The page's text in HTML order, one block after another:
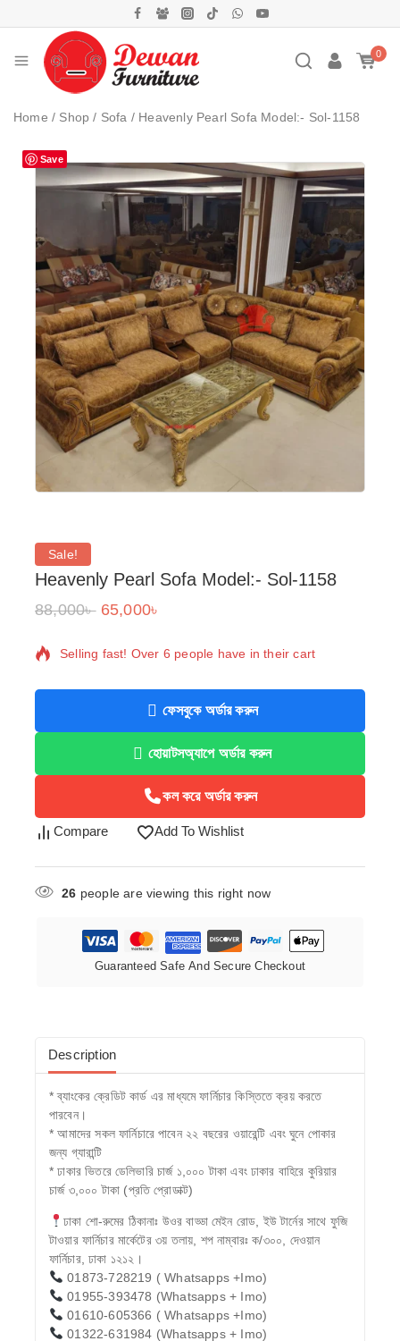
0
Home / Shop / Sofa / Heavenly Pearl Sofa Model:- Sol-1158
Save
Sale!
Heavenly Pearl Sofa Model:- Sol-1158
88,000৳ 65,000৳
6 products sold in last 3 hours
Selling fast! Over 6 people have in their cart
ফেসবুকে অর্ডার করুন
হোয়াটসঅ্যাপে অর্ডার করুন
কল করে অর্ডার করুন
Compare Add To Wishlist
26 people are viewing this right now
Guaranteed Safe And Secure Checkout
Description
* ব্যাংকের ক্রেডিট কার্ড এর মাধ্যমে ফার্নিচার কিস্তিতে ক্রয় করতে
পারবেন।
* আমাদের সকল ফার্নিচারে পাবেন ২২ বছরের ওয়ারেন্টি এবং ঘুনে পোকার
জন্য গ্যারান্টি
* ঢাকার ভিতরে ডেলিভারি চার্জ ১,০০০ টাকা এবং ঢাকার বাহিরে কুরিয়ার
চার্জ ৩,০০০ টাকা (প্রতি প্রোডাক্ট)
ঢাকা শো-রুমের ঠিকানাঃ উওর বাড্ডা মেইন রোড, ইউ টার্নের সাথে ফুজি
টাওয়ার ফার্নিচার মার্কেটের ৩য় তলায়, শপ নাম্বারঃ ক/৩০০, দেওয়ান
ফার্নিচার, ঢাকা ১২১২।
01873-728219 ( Whatsapps +Imo)
01955-393478 (Whatsapps + Imo)
01610-605366 ( Whatsapps +Imo)
01322-631984 (Whatsapps + Imo)